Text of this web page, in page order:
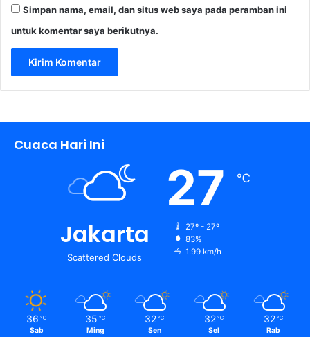
Simpan nama, email, dan situs web saya pada peramban ini
untuk komentar saya berikutnya.
Cuaca Hari Ini
Jakarta
Scattered Clouds
27 ℃
27º - 27º
83%
1.99 km/h
36 ℃
Sab
35 ℃
Ming
32 ℃
Sen
32 ℃
Sel
32 ℃
Rab